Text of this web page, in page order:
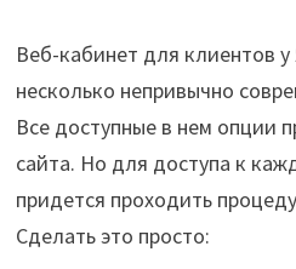
Веб-кабинет для клиентов у
несколько непривычно
Все доступные в нем опции
сайта. Но для доступа к
придется проходить
Сделать это просто: